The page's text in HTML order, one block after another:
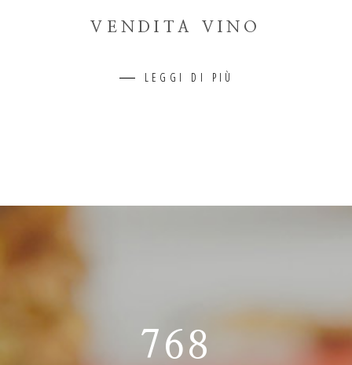
VENDITA VINO
LEGGI DI PIÙ
768